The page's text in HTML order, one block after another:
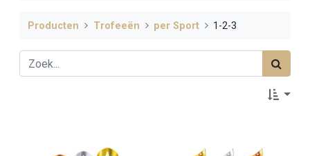
Producten Trofeeën per Sport 1-2-3